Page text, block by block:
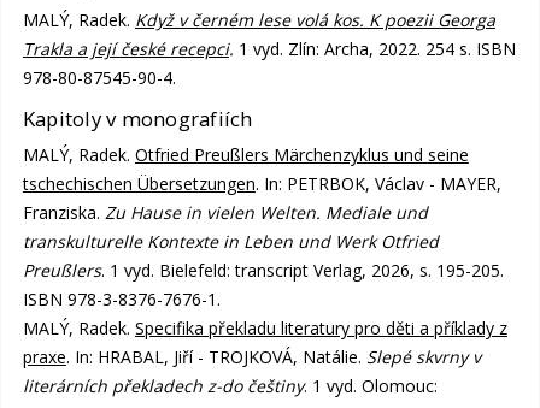
MALÝ, Radek. Když v černém lese volá kos. K poezii Georga
Trakla a její české recepci. 1 vyd. Zlín: Archa, 2022. 254 s. ISBN
978-80-87545-90-4.
Kapitoly v monografiích
MALÝ, Radek. Otfried Preußlers Märchenzyklus und seine
tschechischen Übersetzungen. In: PETRBOK, Václav - MAYER,
Franziska. Zu Hause in vielen Welten. Mediale und
transkulturelle Kontexte in Leben und Werk Otfried
Preußlers. 1 vyd. Bielefeld: transcript Verlag, 2026, s. 195-205.
ISBN 978-3-8376-7676-1.
MALÝ, Radek. Specifika překladu literatury pro děti a příklady z
praxe. In: HRABAL, Jiří - TROJKOVÁ, Natálie. Slepé skvrny v
literárních překladech z-do češtiny. 1 vyd. Olomouc: